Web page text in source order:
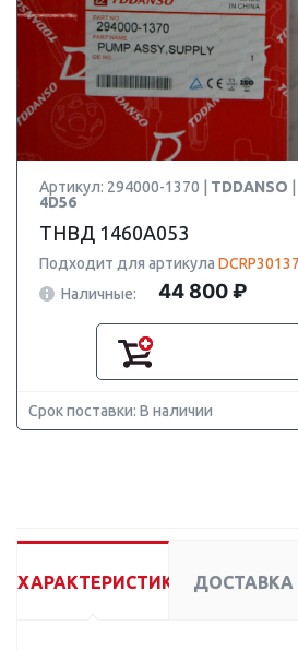
Артикул: 294000-1370 | TDDANSO
4D56
ТНВД 1460A053
Подходит для артикула
Наличные:
44 800 ₽
Срок поставки: В наличии
ХАРАКТЕРИСТИКИ ДОСТАВКА